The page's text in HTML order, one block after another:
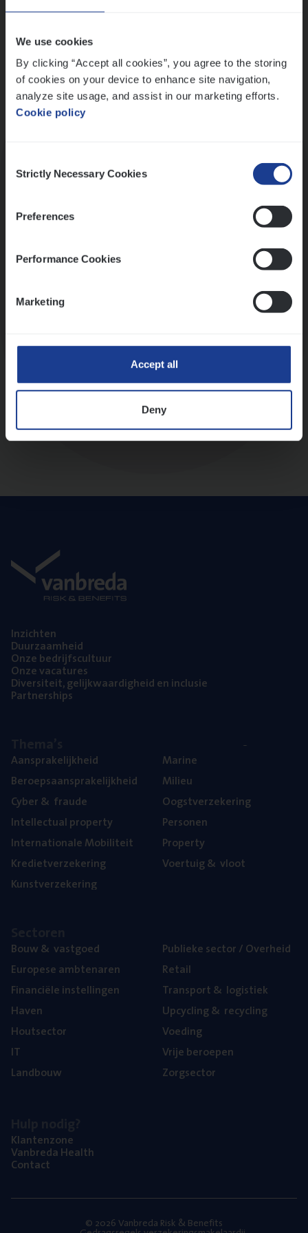
We use cookies
By clicking “Accept all cookies”, you agree to the storing
of cookies on your device to enhance site navigation,
analyze site usage, and assist in our marketing efforts.
Cookie policy
Selection
Strictly Necessary Cookies
Preferences
Performance Cookies
Marketing
Accept all
Deny
Inzich­ten
Duur­zaam­heid
Onze bedrijfs­cul­tuur
Onze vaca­tu­res
Diver­si­teit, gelijk­waar­dig­heid en inclusie
Part­ner­ships
Aan­spra­ke­lijk­heid
Beroeps­aan­spra­ke­lijk­heid
Cyber& fraude
Intel­lec­tu­al property
Inter­na­ti­o­na­le Mobiliteit
Kre­diet­ver­ze­ke­ring
Kunst­ver­ze­ke­ring
Mari­ne
Mili­eu
Oogst­ver­ze­ke­ring
Per­so­nen
Pro­per­ty
Voer­tuig& vloot
Bouw& vastgoed
Euro­pe­se ambtenaren
Finan­ci­ë­le instellingen
Haven
Hout­sec­tor
IT
Land­bouw
Publie­ke sec­tor / Overheid
Retail
Trans­port& logistiek
Upcy­cling& recycling
Voe­ding
Vrije beroe­pen
Zorg­sec­tor
Klan­ten­zo­ne
Van­b­re­da Health
Con­tact
© 2026 Vanbreda Risk & Benefits